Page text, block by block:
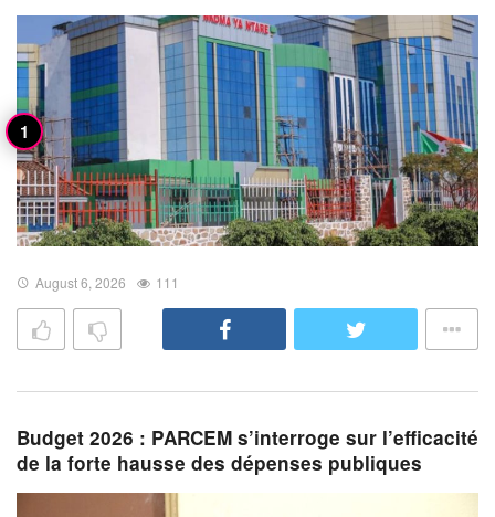
August 6, 2026 111
Budget 2026 : PARCEM s’interroge sur l’efficacité
de la forte hausse des dépenses publiques